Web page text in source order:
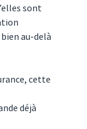
sont
au-delà
cette
déjà